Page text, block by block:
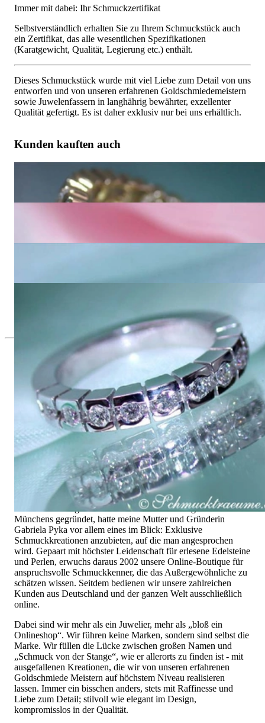
Immer mit dabei: Ihr Schmuckzertifikat
Selbstverständlich erhalten Sie zu Ihrem Schmuckstück auch
ein Zertifikat, das alle wesentlichen Spezifikationen
(Karatgewicht, Qualität, Legierung etc.) enthält.
Dieses Schmuckstück wurde mit viel Liebe zum Detail von uns
entworfen und von unseren erfahrenen Goldschmiedemeistern
sowie Juwelenfassern in langhährig bewährter, exzellenter
Qualität gefertigt. Es ist daher exklusiv nur bei uns erhältlich.
Kunden kauften auch
Klassischer Diamant Memory Ring in Gelbgold 750
Zeitloser Diamanten Memory Ring in Bicolor-Fertigung
Seit 1995
Exklusiver Schmuck, Leidenschaft für
das Außergewöhnliche
Hochwertiger Schmuck ist vor allem eine Frage des
Vertrauens. Zugleich sollte er so einzigartig sein wie die Frau,
die ihn trägt. Schmuck „von der Stange“ werden Sie daher bei
uns ebenso wenig finden wie Hotlines mit langen
Warteschleifen.
Hochwertiger Schmuck ist mehr als „nur ein Accessoire“ - das
ist nicht nur unsere Überzeugung, sondern auch der Gedanke,
mit dem alles begann. 1995 als kleines Juweliergeschäft nahe
Münchens gegründet, hatte meine Mutter und Gründerin
Gabriela Pyka vor allem eines im Blick: Exklusive
Schmuckkreationen anzubieten, auf die man angesprochen
wird. Gepaart mit höchster Leidenschaft für erlesene Edelsteine
und Perlen, erwuchs daraus 2002 unsere Online-Boutique für
anspruchsvolle Schmuckkenner, die das Außergewöhnliche zu
schätzen wissen. Seitdem bedienen wir unsere zahlreichen
Kunden aus Deutschland und der ganzen Welt ausschließlich
online.
Dabei sind wir mehr als ein Juwelier, mehr als „bloß ein
Onlineshop“. Wir führen keine Marken, sondern sind selbst die
Marke. Wir füllen die Lücke zwischen großen Namen und
„Schmuck von der Stange“, wie er allerorts zu finden ist - mit
ausgefallenen Kreationen, die wir von unseren erfahrenen
Goldschmiede Meistern auf höchstem Niveau realisieren
lassen. Immer ein bisschen anders, stets mit Raffinesse und
Liebe zum Detail; stilvoll wie elegant im Design,
kompromisslos in der Qualität.